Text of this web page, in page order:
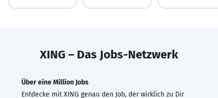
XING – Das Jobs-Netzwerk
Über eine Million Jobs
Entdecke mit XING genau den Job, der wirklich zu Dir